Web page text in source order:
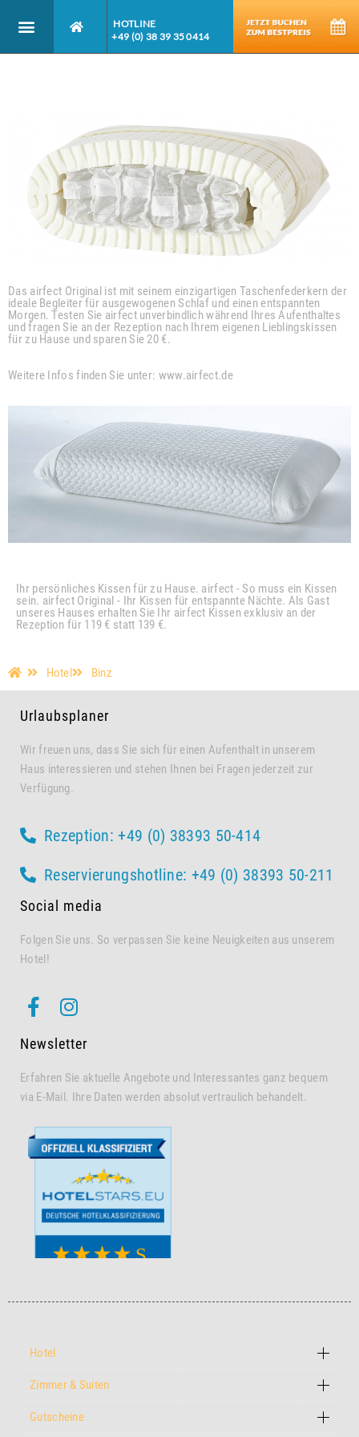
HOTLINE
+49 (0) 38 39 35 0414
Das airfect Original ist mit seinem einzigartigen Taschenfederkern der
ideale Begleiter für ausgewogenen Schlaf und einen entspannten
Morgen. Testen Sie airfect unverbindlich während Ihres Aufenthaltes
und fragen Sie an der Rezeption nach Ihrem eigenen Lieblingskissen
für zu Hause und sparen Sie 20 €.
Weitere Infos finden Sie unter: www.airfect.de
Ihr persönliches Kissen für zu Hause. airfect - So muss ein Kissen
sein. airfect Original - Ihr Kissen für entspannte Nächte. Als Gast
unseres Hauses erhalten Sie Ihr airfect Kissen exklusiv an der
Rezeption für 119 € statt 139 €.
Hotel Binz
Urlaubsplaner
Wir freuen uns, dass Sie sich für einen Aufenthalt in unserem
Haus interessieren und stehen Ihnen bei Fragen jederzeit zur
Verfügung.
Rezeption: +49 (0) 38393 50-414
Reservierungshotline: +49 (0) 38393 50-211
Social media
Folgen Sie uns. So verpassen Sie keine Neuigkeiten aus unserem
Hotel!
Newsletter
Erfahren Sie aktuelle Angebote und Interessantes ganz bequem
via E-Mail. Ihre Daten werden absolut vertraulich behandelt.
Hotel
Zimmer & Suiten
Gutscheine